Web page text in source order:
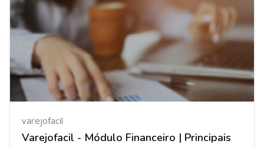
varejofacil
Varejofacil - Módulo Financeiro | Principais